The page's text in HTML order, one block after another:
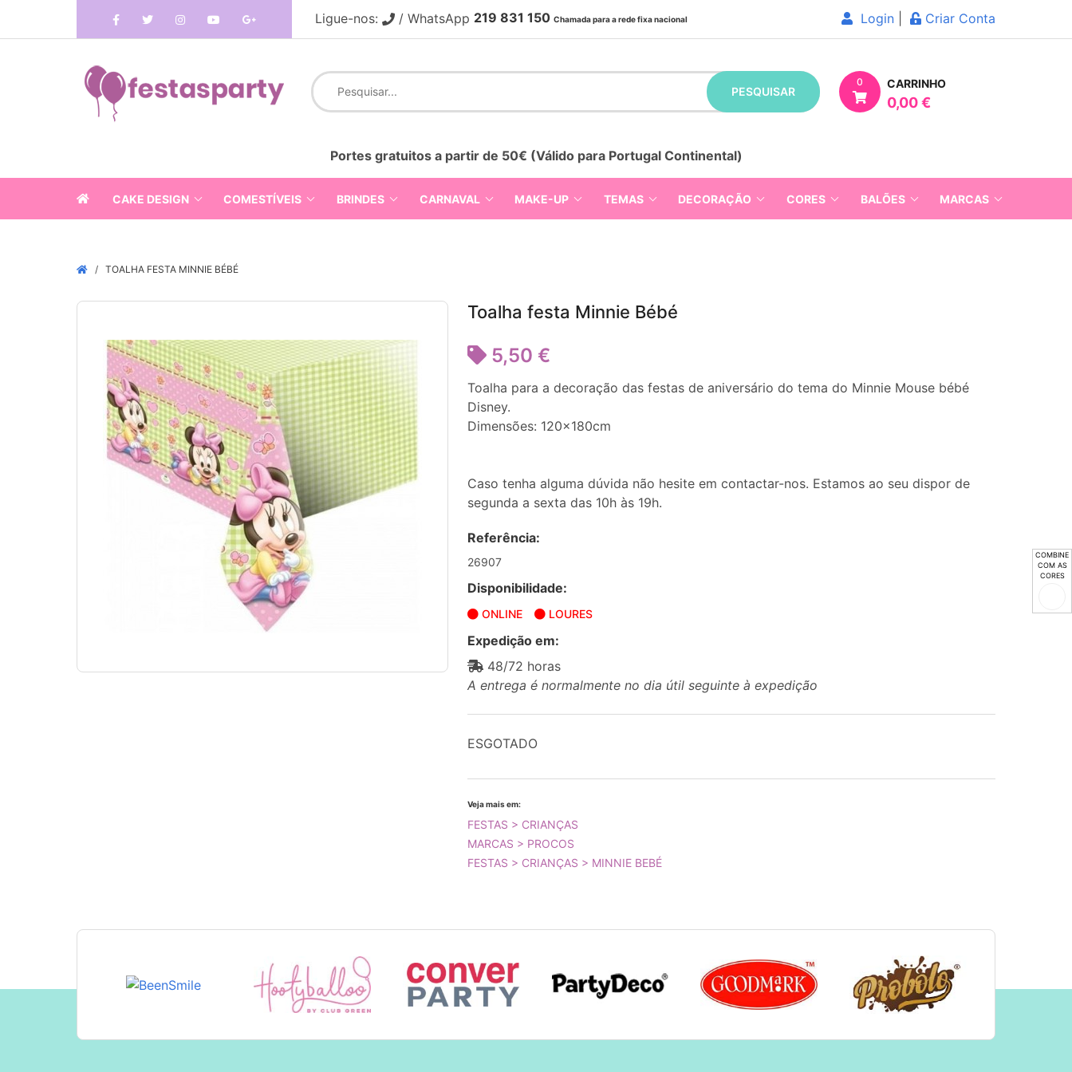
COMBINE
COM AS
CORES
Ligue-nos: / WhatsApp 219 831 150 Chamada para a rede fixa nacional Login Criar Conta
PESQUISAR
0 CARRINHO
0,00 €
Portes gratuitos a partir de 50€ (Válido para Portugal Continental)
CAKE DESIGN COMESTÍVEIS BRINDES CARNAVAL MAKE-UP TEMAS DECORAÇÃO CORES BALÕES MARCAS
TOALHA FESTA MINNIE BÉBÉ
Toalha festa Minnie Bébé
5,50 €
Toalha para a decoração das festas de aniversário do tema do Minnie Mouse bébé
Disney.
Dimensões: 120x180cm
Caso tenha alguma dúvida não hesite em contactar-nos. Estamos ao seu dispor de
segunda a sexta das 10h às 19h.
Referência:
26907
Disponibilidade:
ONLINE LOURES
Expedição em:
48/72 horas
A entrega é normalmente no dia útil seguinte à expedição
ESGOTADO
Veja mais em:
FESTAS > CRIANÇAS
MARCAS > PROCOS
FESTAS > CRIANÇAS > MINNIE BEBÉ